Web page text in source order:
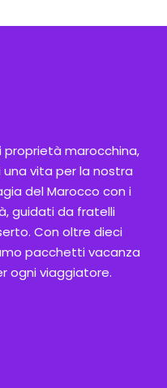
proprietà marocchina,
vita per la nostra
del Marocco con i
guidati da fratelli
Con oltre dieci
pacchetti vacanza
ogni viaggiatore.